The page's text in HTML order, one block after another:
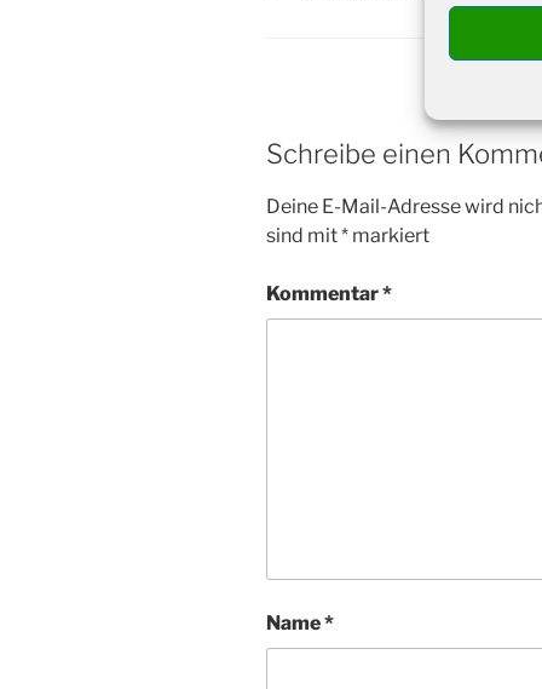
Schreibe einen
Deine E-Mail-Adresse wird
sind mit* markiert
Kommentar*
Name*